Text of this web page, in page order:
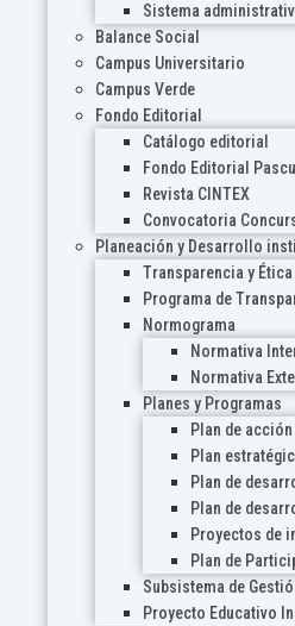
Sistema
Balance Social
Campus Universitario
Campus Verde
Fondo Editorial
Catálogo editorial
Fondo Editorial
Revista CINTEX
Convocatoria
Planeación y Desarrollo
Transparencia y
Programa de
Normograma
Normativa
Normativa
Planes y Programas
Plan de acción
Plan
Plan de
Plan de
Proyectos de
Plan de
Subsistema de
Proyecto Educativo